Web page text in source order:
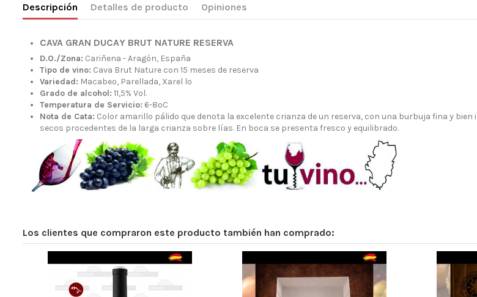
Descripción Detalles de producto Opiniones
CAVA GRAN DUCAY BRUT NATURE RESERVA
D.O./Zona: Cariñena - Aragón, España
Tipo de vino: Cava Brut Nature con 15 meses de reserva
Variedad: Macabeo, Parellada, Xarel lo
Grado de alcohol: 11,5% Vol.
Temperatura de Servicio: 6-8ºC
Nota de Cata: Color amarillo pálido que denota la excelente crianza de un reserva, con una burbuja fina y
secos procedentes de la larga crianza sobre lías. En boca se presenta fresco y equilibrado.
Los clientes que compraron este producto también han comprado: